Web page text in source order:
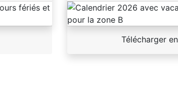
Télécharger en